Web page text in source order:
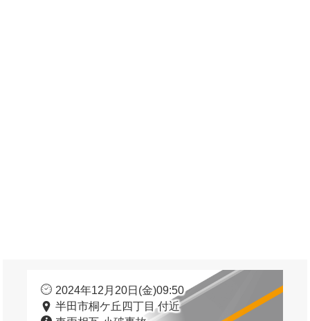
2024年12月20日(金)09:50
半田市桐ケ丘四丁目 付近